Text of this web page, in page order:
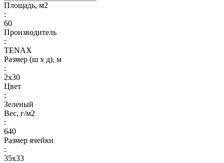
Площадь, м2
:
60
Производитель
:
TENAX
Размер (ш х д), м
:
2х30
Цвет
:
Зеленый
Вес, г/м2
:
640
Размер ячейки
:
35х33